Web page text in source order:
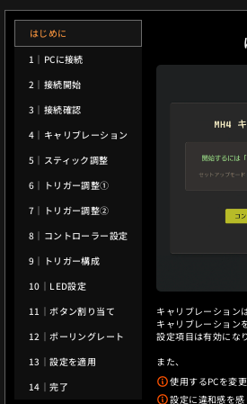
はじめに
1｜PCに接続
2｜接続開始
3｜接続確認
4｜キャリブレーション
5｜スティック調整
6｜トリガー調整①
7｜トリガー調整②
8｜コントローラー設定
9｜トリガー構成
10｜LED設定
11｜ボタン割り当て
12｜ポーリングレート
13｜設定を適用
14｜完了
キャリブレーション
キャリブレーション
設定項目は有効にな
また、
使用するPCを変
設定に違和感を